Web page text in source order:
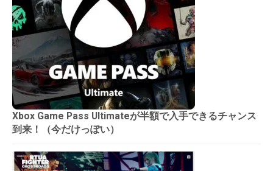
Xbox Game Pass Ultimateが半額で入手できるチャンス
到来！（今だけっぽい）